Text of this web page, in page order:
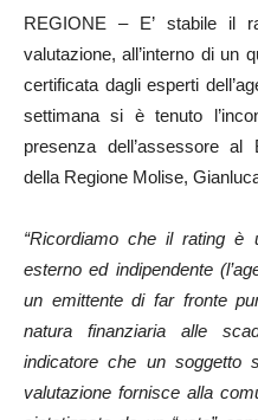
REGIONE – E’ stabile il
valutazione, all’interno di un
certificata dagli esperti
settimana si è tenuto
presenza dell’assessore
della Regione Molise,
“Ricordiamo che il rating è
esterno ed indipendente
un emittente di far fronte
natura finanziaria alle
indicatore che un soggetto
valutazione fornisce alla